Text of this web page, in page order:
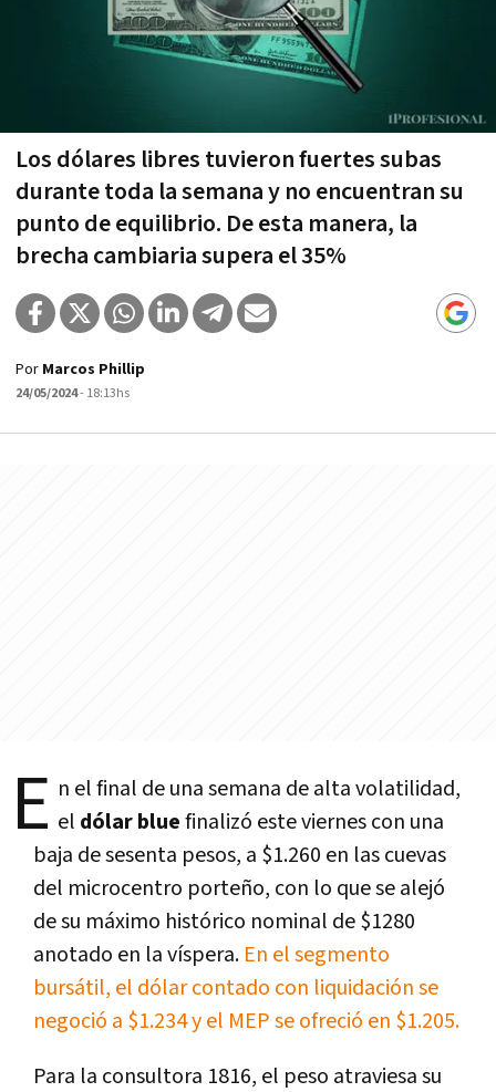
Los dólares libres tuvieron fuertes subas
durante toda la semana y no encuentran su
punto de equilibrio. De esta manera, la
brecha cambiaria supera el 35%
Por Marcos Phillip
24/05/2024- 18:13hs
E n el final de una semana de alta volatilidad,
el dólar bluefinalizó este viernes con una
baja de sesenta pesos, a $1.260 en las cuevas
del microcentro porteño, con lo que se alejó
de su máximo histórico nominal de $1280
anotado en la víspera. En el segmento
bursátil, el dólar contado con liquidación se
negoció a $1.234 y el MEP se ofreció en $1.205.
Para la consultora 1816, el peso atraviesa su